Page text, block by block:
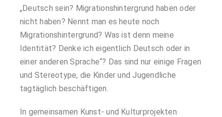
„Deutsch sein? Migrationshintergrund haben oder
nicht haben? Nennt man es heute noch
Migrationshintergrund? Was ist denn meine
Identität? Denke ich eigentlich Deutsch oder in
einer anderen Sprache“? Das sind nur einige Fragen
und Stereotype, die Kinder und Jugendliche
tagtäglich beschäftigen.
In gemeinsamen Kunst- und Kulturprojekten